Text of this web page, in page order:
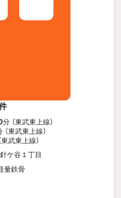
分 （東武東上線）
（東武東上線）
東武東上線）
ケ谷１丁目
量鉄骨